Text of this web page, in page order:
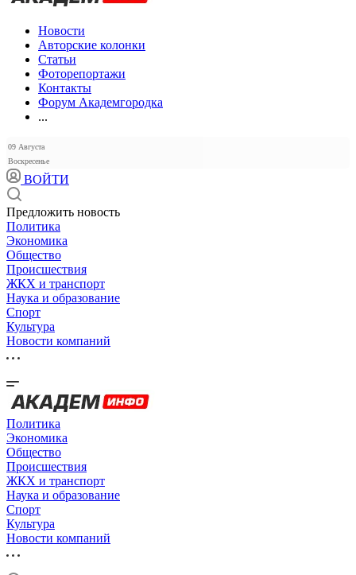
Новости
Авторские колонки
Статьи
Фоторепортажи
Контакты
Форум Академгородка
...
09 Августа
Воскресенье
ВОЙТИ
Предложить новость
Политика
Экономика
Общество
Происшествия
ЖКХ и транспорт
Наука и образование
Спорт
Культура
Новости компаний
Политика
Экономика
Общество
Происшествия
ЖКХ и транспорт
Наука и образование
Спорт
Культура
Новости компаний